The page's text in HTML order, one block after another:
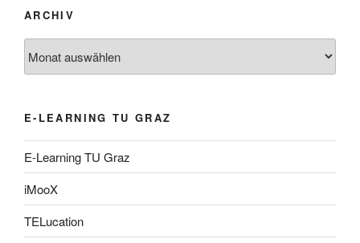
ARCHIV
E-LEARNING TU GRAZ
E-Learning TU Graz
iMooX
TELucation